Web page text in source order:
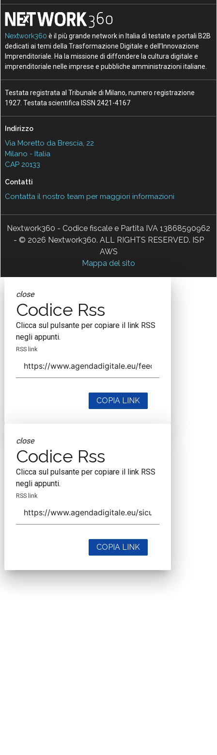
Nextwork360 è il più grande network in Italia di testate e portali B2B
dedicati ai temi della Trasformazione Digitale e dell’Innovazione
Imprenditoriale. Ha la missione di diffondere la cultura digitale e
imprenditoriale nelle imprese e pubbliche amministrazioni italiane.
Testata registrata al Tribunale di Milano, numero registrazione
1927. Testata scientifica ISSN 2421-4167
Indirizzo
Via Moretto da Brescia, 22
Milano - Italia
CAP 20133
Contatti
Contatta il nostro team per maggiori informazioni
Nextwork360 - Codice fiscale e Partita IVA 13868590962
- © 2026 Nextwork360. ALL RIGHTS RESERVED. ISP
AWS
Mappa del sito
close
Codice Rss
Clicca sul pulsante per copiare il link RSS
negli appunti.
RSS link
COPIA LINK
close
Codice Rss
Clicca sul pulsante per copiare il link RSS
negli appunti.
RSS link
COPIA LINK